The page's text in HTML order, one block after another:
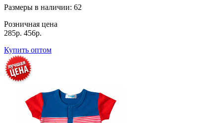
Размеры в наличии: 62
Розничная цена
285р. 456р.
Купить оптом